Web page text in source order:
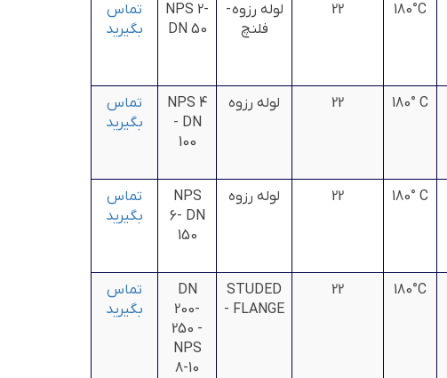
180°C
22
لوله رزوه -
فلنچ
NPS 2-
DN 50
تماس
بگیرید
180° C
22 لوله رزوه
NPS 4
- DN
100
تماس
بگیرید
180° C
22 لوله رزوه
NPS
6- DN
150
تماس
بگیرید
180°C
22
STUDED
- FLANGE
DN
200-
250 -
NPS
8-10
تماس
بگیرید